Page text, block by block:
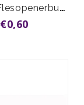
56 mm Flesopenerbutton vanaf
€0,60